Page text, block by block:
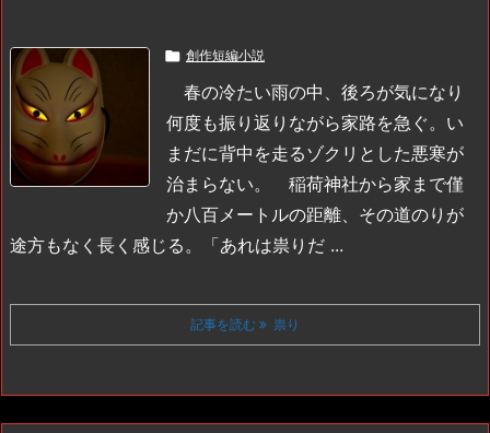
 創作短編小説
春の冷たい雨の中、後ろが気になり
何度も振り返りながら家路を急ぐ。い
まだに背中を走るゾクリとした悪寒が
治まらない。
稲荷神社から家まで僅
か八百メートルの距離、その道のりが
途方もなく長く感じる。
「あれは祟りだ ...
記事を読む 祟り